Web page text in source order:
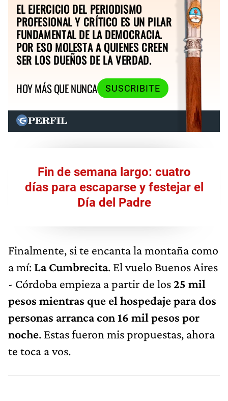
EL EJERCICIO DEL PERIODISMO
PROFESIONAL Y CRÍTICO ES UN PILAR
FUNDAMENTAL DE LA DEMOCRACIA.
POR ESO MOLESTA A QUIENES CREEN
SER LOS DUEÑOS DE LA VERDAD.
HOY MÁS QUE NUNCA
SUSCRIBITE
Fin de semana largo: cuatro
días para escaparse y festejar el
Día del Padre
Finalmente, si te encanta la montaña como
a mí: La Cumbrecita. El vuelo Buenos Aires
- Córdoba empieza a partir de los25 mil
pesos mientras que el hospedaje para dos
personas arranca con 16 mil pesos por
noche. Estas fueron mis propuestas, ahora
te toca a vos.